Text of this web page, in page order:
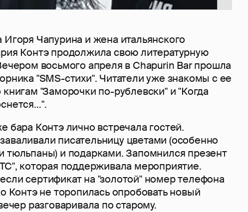
Игоря Чапурина и жена итальянского
Контэ продолжила свою литературную
восьмого апреля в Chapurin Bar прошла
"SMS-стихи". Читатели уже знакомы с ее
"Заморочки по-рублевски" и "Когда
бара Контэ лично встречала гостей.
писательницу цветами (особенно
тюльпаны) и подарками. Запомнился презент
которая поддерживала мероприятие.
сертификат на "золотой" номер телефона
Контэ не торопилась опробовать новый
разговаривала по старому.